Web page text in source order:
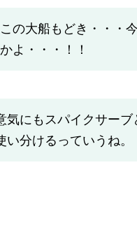
この大船もどき・・・
かよ・・・！！
気にもスパイクサーブ
い分けるっていうね。